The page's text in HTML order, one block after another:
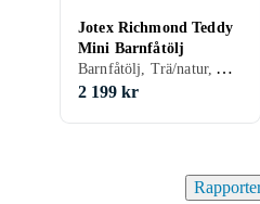
Jotex Richmond Teddy
Mini Barnfåtölj
Barnfåtölj, Trä/natur, Aluminium, Teddy
2 199 kr